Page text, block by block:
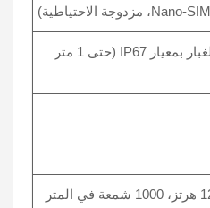
مقاومة للماء والغبار بمعيار IP67 (حتى 1 متر
سوبر أموليد، 120 هرتز، 1000 شمعة في المتر